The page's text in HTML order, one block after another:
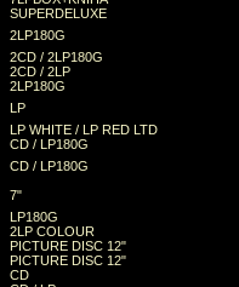
SUPERDELUXE
2LP180G
2CD / 2LP180G
2CD / 2LP
2LP180G
LP
LP WHITE / LP RED LTD
CD / LP180G
CD / LP180G
7"
LP180G
2LP COLOUR
PICTURE DISC 12"
PICTURE DISC 12"
CD